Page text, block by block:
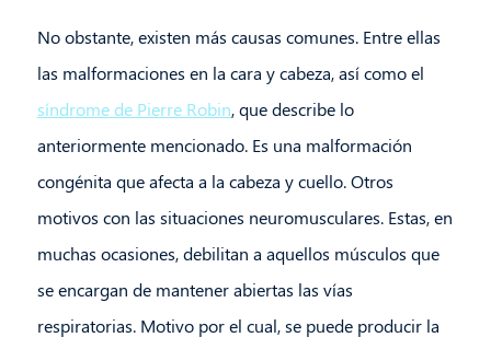
No obstante, existen más causas comunes. Entre ellas
las malformaciones en la cara y cabeza, así como el
síndrome de Pierre Robin, que describe lo
anteriormente mencionado. Es una malformación
congénita que afecta a la cabeza y cuello. Otros
motivos con las situaciones neuromusculares. Estas, en
muchas ocasiones, debilitan a aquellos músculos que
se encargan de mantener abiertas las vías
respiratorias. Motivo por el cual, se puede producir la